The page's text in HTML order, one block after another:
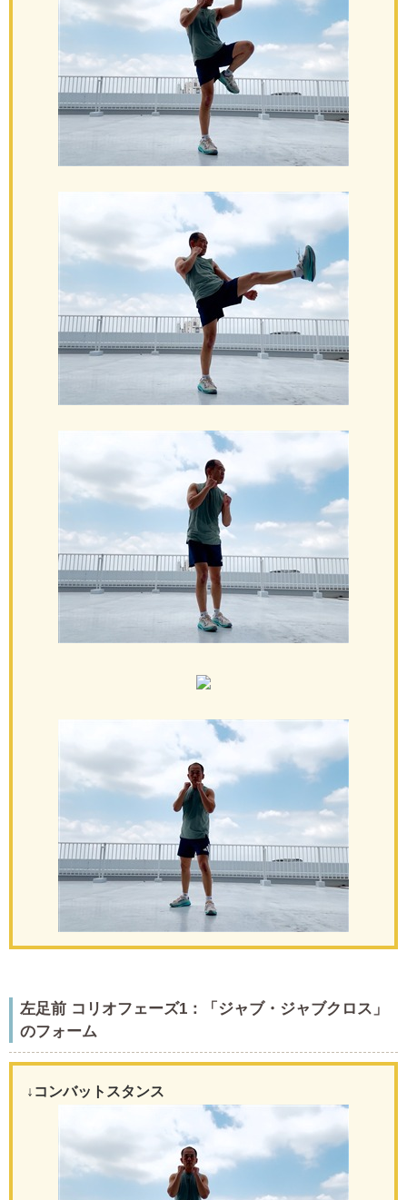
左足前 コリオフェーズ1：「ジャブ・ジャブクロス」
のフォーム
↓コンバットスタンス